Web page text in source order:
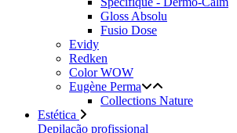
Gloss Absolu
Fusio Dose
Evidy
Redken
Color WOW
Eugène Perma
Collections Nature
Estética
Depilação profissional